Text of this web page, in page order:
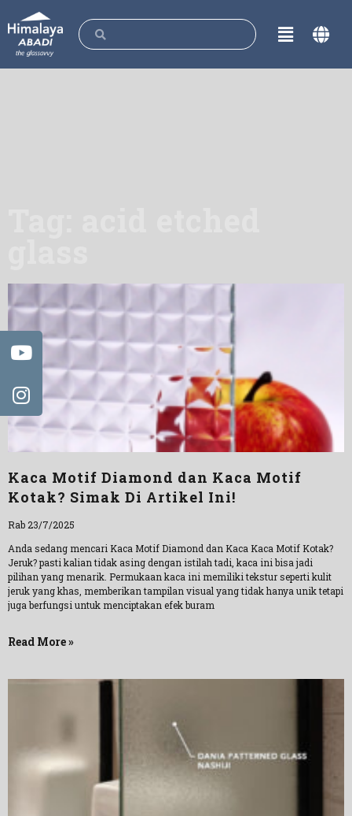
Kaca Motif Diamond dan Kaca Motif
Kotak? Simak Di Artikel Ini!
Rab 23/7/2025
Anda sedang mencari Kaca Motif Diamond dan Kaca Kaca Motif Kotak?
Jeruk? pasti kalian tidak asing dengan istilah tadi, kaca ini bisa jadi
pilihan yang menarik. Permukaan kaca ini memiliki tekstur seperti kulit
jeruk yang khas, memberikan tampilan visual yang tidak hanya unik tetapi
juga berfungsi untuk menciptakan efek buram
Read More »